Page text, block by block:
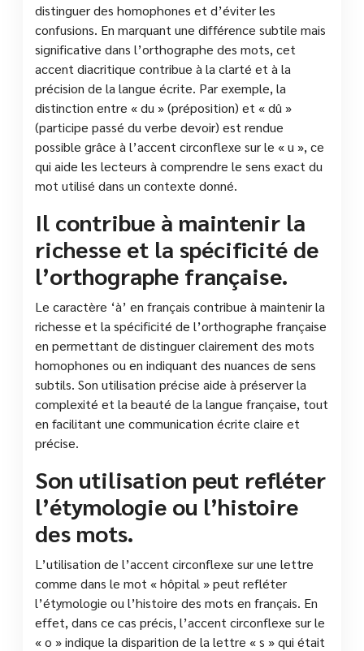
distinguer des homophones et d’éviter les
confusions. En marquant une différence subtile mais
significative dans l’orthographe des mots, cet
accent diacritique contribue à la clarté et à la
précision de la langue écrite. Par exemple, la
distinction entre « du » (préposition) et « dû »
(participe passé du verbe devoir) est rendue
possible grâce à l’accent circonflexe sur le « u », ce
qui aide les lecteurs à comprendre le sens exact du
mot utilisé dans un contexte donné.
Il contribue à maintenir la
richesse et la spécificité de
l’orthographe française.
Le caractère ‘à’ en français contribue à maintenir la
richesse et la spécificité de l’orthographe française
en permettant de distinguer clairement des mots
homophones ou en indiquant des nuances de sens
subtils. Son utilisation précise aide à préserver la
complexité et la beauté de la langue française, tout
en facilitant une communication écrite claire et
précise.
Son utilisation peut refléter
l’étymologie ou l’histoire
des mots.
L’utilisation de l’accent circonflexe sur une lettre
comme dans le mot « hôpital » peut refléter
l’étymologie ou l’histoire des mots en français. En
effet, dans ce cas précis, l’accent circonflexe sur le
« o » indique la disparition de la lettre « s » qui était